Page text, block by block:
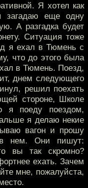
Я хотел как
загадаю еще одну
А разгадка будет
Ситуация тоже
я ехал в Тюмень с
что до этого была
в Тюмень. Поезд,
днем следующего
решил поехать
стороне, Школе
я поеду поездом,
я делаю некие
вагон и прошу
в нем. Они пишут:
вы так скромно?
ехать. Зачем
мне, пожалуйста,